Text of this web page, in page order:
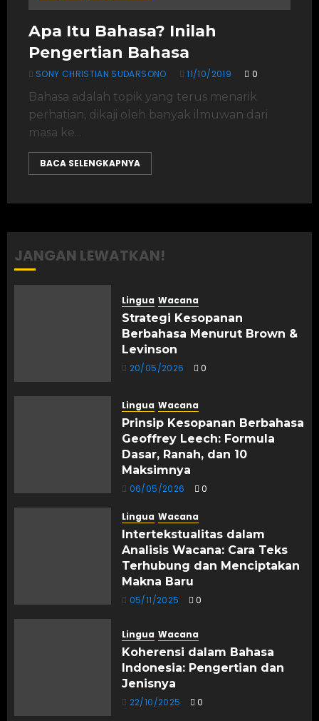
Apa Itu Bahasa? Inilah
Pengertian Bahasa
SONY CHRISTIAN SUDARSONO 11/10/2019 0
Bahasa adalah topik yang terus menarik
perhatian, dikaji oleh banyak ilmuwan dari
masa ke...
BACA SELENGKAPNYA
JANGAN LEWATKAN!
Lingua Wacana
Strategi Kesopanan
Berbahasa Menurut Brown &
Levinson
20/05/2026 0
Lingua Wacana
Prinsip Kesopanan Berbahasa
Geoffrey Leech: Formula
Dasar, Ranah, dan 10
Maksimnya
06/05/2026 0
Lingua Wacana
Intertekstualitas dalam
Analisis Wacana: Cara Teks
Terhubung dan Menciptakan
Makna Baru
05/11/2025 0
Lingua Wacana
Koherensi dalam Bahasa
Indonesia: Pengertian dan
Jenisnya
22/10/2025 0